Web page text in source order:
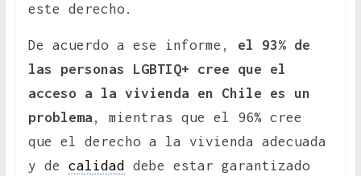
este derecho.
De acuerdo a ese informe, el 93% de
las personas LGBTIQ+ cree que el
acceso a la vivienda en Chile es un
problema , mientras que el 96% cree
que el derecho a la vivienda adecuada
y de calidad
debe estar garantizado